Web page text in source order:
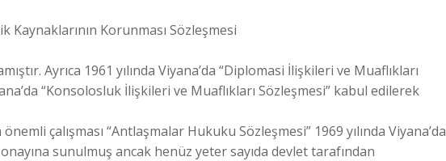
Kaynaklarının Korunması Sözleşmesi
Ayrıca 1961 yılında Viyana’da “Diplomasi İlişkileri ve Muaflıkları
“Konsolosluk İlişkileri ve Muaflıkları Sözleşmesi” kabul edilerek
çalışması “Antlaşmalar Hukuku Sözleşmesi” 1969 yılında Viyana’da
sunulmuş ancak henüz yeter sayıda devlet tarafından